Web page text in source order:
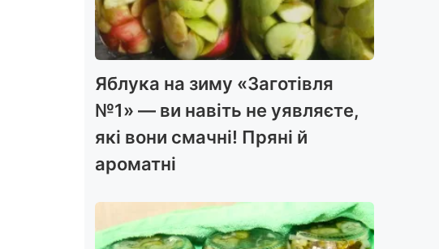
Яблука на зиму «Заготівля
№1» — ви навіть не уявляєте,
які вони смачні! Пряні й
ароматні